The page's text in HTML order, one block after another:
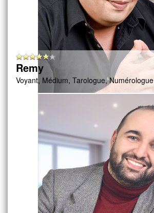
Remy
Voyant, Médium, Tarologue, Numérologue